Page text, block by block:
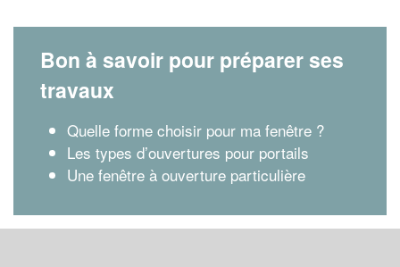
Bon à savoir pour préparer ses
travaux
Quelle forme choisir pour ma fenêtre ?
Les types d’ouvertures pour portails
Une fenêtre à ouverture particulière